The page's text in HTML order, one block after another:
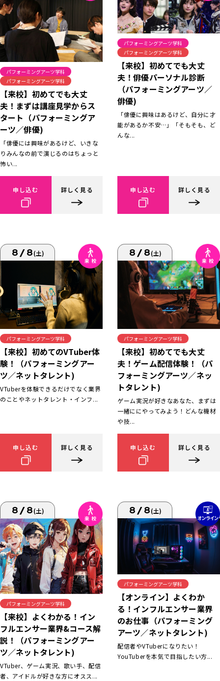
パフォーミングアーツ学科
パフォーミングアーツ学科
【来校】初めてでも大丈
夫！まずは講座見学からス
タート（パフォーミングア
ーツ／俳優)
「俳優には興味があるけど、いきな
りみんなの前で演じるのはちょっと
怖い...
申し込む 詳しく見る
パフォーミングアーツ学科
パフォーミングアーツ学科
【来校】初めてでも大丈
夫！俳優パーソナル診断
（パフォーミングアーツ／
俳優)
「俳優に興味はあるけど、自分に才
能があるか不安…」「そもそも、ど
んな...
申し込む 詳しく見る
8/8(土)
パフォーミングアーツ学科
【来校】初めてのVTuber体
験！（パフォーミングアー
ツ／ネットタレント)
VTuberを体験できるだけでなく業界
のことやネットタレント・インフ...
申し込む 詳しく見る
8/8(土)
パフォーミングアーツ学科
【来校】初めてでも大丈
夫！ゲーム配信体験！（パ
フォーミングアーツ／ネッ
トタレント)
ゲーム実況が好きなあなた、まずは
一緒ににやってみよう！どんな機材
や技...
申し込む 詳しく見る
8/8(土)
パフォーミングアーツ学科
【来校】よくわかる！イン
フルエンサー業界&コース解
説！（パフォーミングアー
ツ／ネットタレント)
VTuber、ゲーム実況、歌い手、配信
者、アイドルが好きな方にオスス...
8/8(土)
パフォーミングアーツ学科
【オンライン】よくわか
る！インフルエンサー業界
のお仕事（パフォーミング
アーツ／ネットタレント)
配信者やVTuberになりたい！
YouTuberを本気で目指したい方...